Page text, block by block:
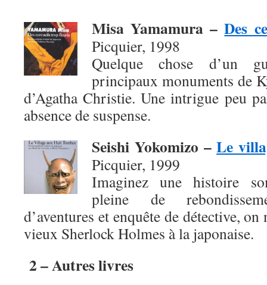
Misa Yamamura –Des
Picquier, 1998
Quelque chose d’un
principaux monuments de
d’Agatha Christie. Une intrigue peu
absence de suspense.
Seishi Yokomizo –Le
Picquier, 1999
Imaginez une histoire
pleine de
d’aventures et enquête de détective,
vieux Sherlock Holmes à la japonaise.
2 – Autres livres